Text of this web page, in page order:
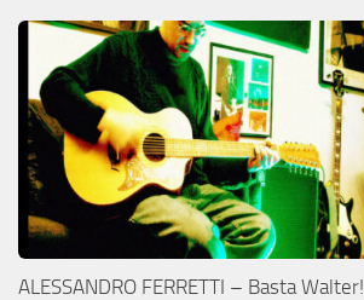
ALESSANDRO FERRETTI – Basta Walter!